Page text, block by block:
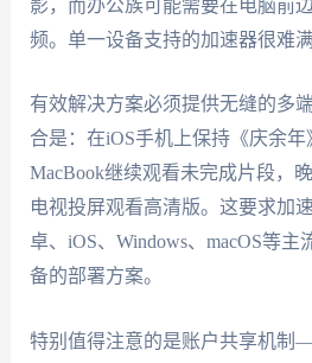
影，而办公族可能需要在电脑前
频。单一设备支持的加速器很难
有效解决方案必须提供无缝的多
合是：在iOS手机上保持《庆余
MacBook继续观看未完成片段，
电视投屏观看高清版。这要求加
卓、iOS、Windows、macOS等
备的部署方案。
特别值得注意的是账户共享机